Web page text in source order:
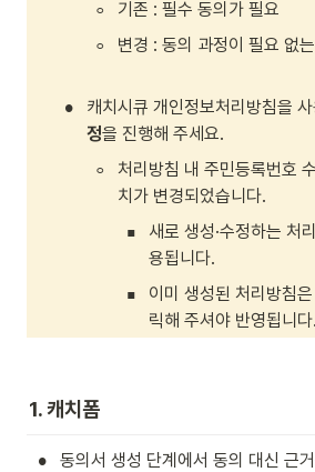
◦ 기존 : 필수 동의가 필요
◦ 변경 : 동의 과정이 필요 없
• 캐치시큐 개인정보처리방침을
정을 진행해 주세요.
◦
처리방침 내 주민등록번호
치가 변경되었습니다.
▪
새로 생성·수정하는 처
용됩니다.
▪ 이미 생성된 처리방침은
릭해 주셔야 반영됩니다.
1. 캐치폼
•
동의서 생성 단계에서 동의 대신 근